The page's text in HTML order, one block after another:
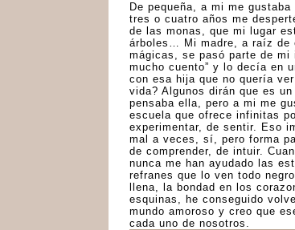
De pequeña, a mi me
tres o cuatro años me
de las monas, que mi lugar
árboles… Mi madre, a raíz de
mágicas, se pasó parte de mi
mucho cuento” y lo decía en
con esa hija que no quería
vida? Algunos dirán que es
pensaba ella, pero a mi me
escuela que ofrece infinitas
experimentar, de sentir. Eso
mal a veces, sí, pero forma
de comprender, de intuir.
nunca me han ayudado las
refranes que lo ven todo
llena, la bondad en los
esquinas, he conseguido
mundo amoroso y creo que
cada uno de nosotros.